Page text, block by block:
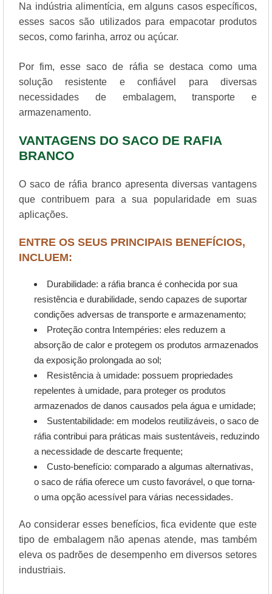
Na indústria alimentícia, em alguns casos específicos,
esses sacos são utilizados para empacotar produtos
secos, como farinha, arroz ou açúcar.
Por fim, esse saco de ráfia se destaca como uma
solução resistente e confiável para diversas
necessidades de embalagem, transporte e
armazenamento.
VANTAGENS DO SACO DE RAFIA
BRANCO
O saco de ráfia branco apresenta diversas vantagens
que contribuem para a sua popularidade em suas
aplicações.
ENTRE OS SEUS PRINCIPAIS BENEFÍCIOS,
INCLUEM:
Durabilidade: a ráfia branca é conhecida por sua
resistência e durabilidade, sendo capazes de suportar
condições adversas de transporte e armazenamento;
Proteção contra Intempéries: eles reduzem a
absorção de calor e protegem os produtos armazenados
da exposição prolongada ao sol;
Resistência à umidade: possuem propriedades
repelentes à umidade, para proteger os produtos
armazenados de danos causados pela água e umidade;
Sustentabilidade: em modelos reutilizáveis, o saco de
ráfia contribui para práticas mais sustentáveis, reduzindo
a necessidade de descarte frequente;
Custo-benefício: comparado a algumas alternativas,
o saco de ráfia oferece um custo favorável, o que torna-
o uma opção acessível para várias necessidades.
Ao considerar esses benefícios, fica evidente que este
tipo de embalagem não apenas atende, mas também
eleva os padrões de desempenho em diversos setores
industriais.